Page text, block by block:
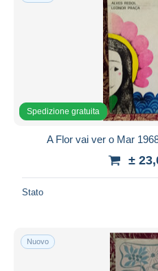
Spedizione gratuita
A Flor vai ver o Mar
±
Stato
Nuovo